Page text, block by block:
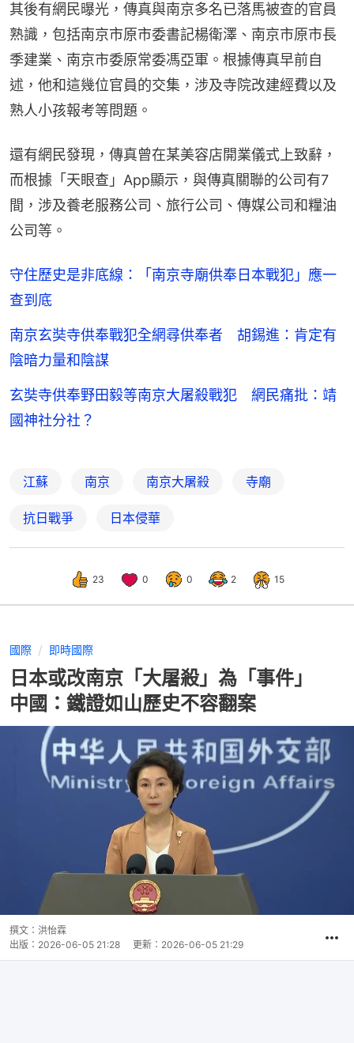
其後有網民曝光，傳真與南京多名已落馬被查的官員
熟識，包括南京市原市委書記楊衛澤、南京市原市長
季建業、南京市委原常委馮亞軍。根據傳真早前自
述，他和這幾位官員的交集，涉及寺院改建經費以及
熟人小孩報考等問題。
還有網民發現，傳真曾在某美容店開業儀式上致辭，
而根據「天眼查」App顯示，與傳真關聯的公司有7
間，涉及養老服務公司、旅行公司、傳媒公司和糧油
公司等。
守住歷史是非底線：「南京寺廟供奉日本戰犯」應一
查到底
南京玄奘寺供奉戰犯全網尋供奉者 胡錫進：肯定有
陰暗力量和陰謀
玄奘寺供奉野田毅等南京大屠殺戰犯 網民痛批：靖
國神社分社？
江蘇 南京 南京大屠殺 寺廟
抗日戰爭 日本侵華
23 0 0 2 15
國際 即時國際
日本或改南京「大屠殺」為「事件」
中國：鐵證如山歷史不容翻案
撰文： 洪怡霖
出版： 2026-06-05 21:28 更新： 2026-06-05 21:29